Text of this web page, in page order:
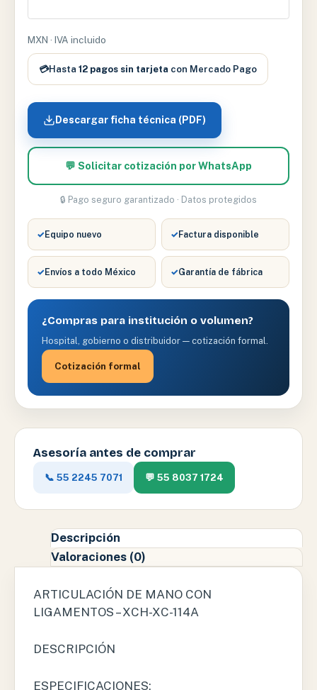
XCH-
114A
cantidad
MXN · IVA incluido
💳Hasta 12 pagos sin tarjeta con Mercado Pago
Descargar ficha técnica (PDF)
💬 Solicitar cotización por WhatsApp
🔒 Pago seguro garantizado · Datos protegidos
✓Equipo nuevo ✓Factura disponible
✓Envíos a todo México ✓Garantía de fábrica
¿Compras para institución o volumen?
Hospital, gobierno o distribuidor — cotización formal.
Cotización formal
Asesoría antes de comprar
📞 55 2245 7071 💬 55 8037 1724
Descripción
Valoraciones (0)
ARTICULACIÓN DE MANO CON
LIGAMENTOS – XCH-XC-114A
DESCRIPCIÓN
ESPECIFICACIONES: